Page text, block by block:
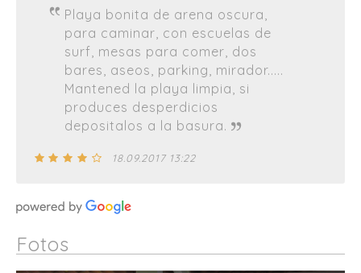
Playa bonita de arena oscura,
para caminar, con escuelas de
surf, mesas para comer, dos
bares, aseos, parking, mirador.....
Mantened la playa limpia, si
produces desperdicios
depositalos a la basura.
18.09.2017 13:22
Fotos